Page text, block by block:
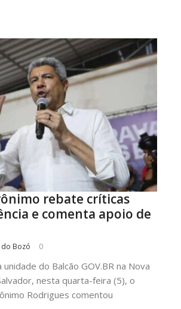
rebate críticas
e comenta apoio de
Bozó 0
do Balcão GOV.BR na Nova
nesta quarta-feira (5), o
Rodrigues comentou